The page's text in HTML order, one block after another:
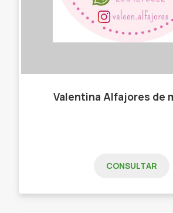
Valentina Alfajores de
CONSULTAR